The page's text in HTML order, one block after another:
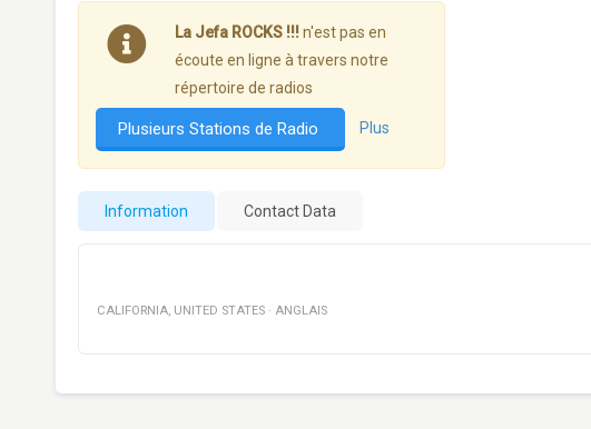
La Jefa ROCKS !!!n'est pas en
écoute en ligne à travers notre
répertoire de radios
Plusieurs Stations de Radio Plus
Information Contact Data
CALIFORNIA, UNITED STATES · ANGLAIS